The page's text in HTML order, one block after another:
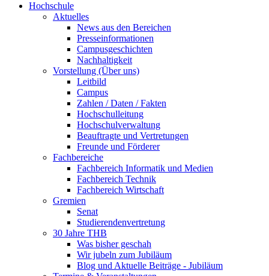
Hochschule
Aktuelles
News aus den Bereichen
Presseinformationen
Campusgeschichten
Nachhaltigkeit
Vorstellung (Über uns)
Leitbild
Campus
Zahlen / Daten / Fakten
Hochschulleitung
Hochschulverwaltung
Beauftragte und Vertretungen
Freunde und Förderer
Fachbereiche
Fachbereich Informatik und Medien
Fachbereich Technik
Fachbereich Wirtschaft
Gremien
Senat
Studierendenvertretung
30 Jahre THB
Was bisher geschah
Wir jubeln zum Jubiläum
Blog und Aktuelle Beiträge - Jubiläum